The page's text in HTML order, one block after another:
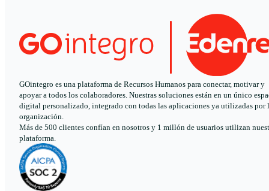
GOintegro es una plataforma de Recursos Humanos para conectar, motivar y
apoyar a todos los colaboradores. Nuestras soluciones están en un único
digital personalizado, integrado con todas las aplicaciones ya utilizadas por
organización.
Más de 500 clientes confían en nosotros y 1 millón de usuarios utilizan
plataforma.